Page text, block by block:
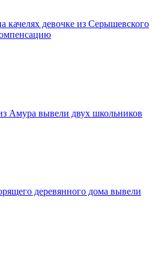
качелях девочке из Серышевского
Амура вывели двух школьников
деревянного дома вывели